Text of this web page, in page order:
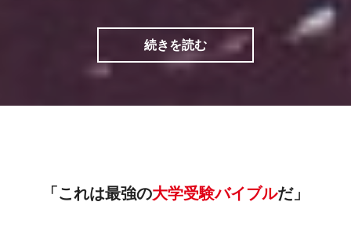
続きを読む
「これは最強の大学受験バイブルだ」